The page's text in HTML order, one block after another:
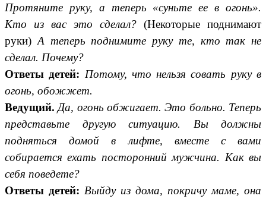
Протяните руку, а теперь «суньте ее в огонь».
Кто из вас это сделал? (Некоторые поднимают
руки) А теперь поднимите руку те, кто так не
сделал. Почему?
Ответы детей: Потому, что нельзя совать руку в
огонь, обожжет.
Ведущий. Да, огонь обжигает. Это больно. Теперь
представьте другую ситуацию. Вы должны
подняться домой в лифте, вместе с вами
собирается ехать посторонний мужчина. Как вы
себя поведете?
Ответы детей: Выйду из дома, покричу маме, она